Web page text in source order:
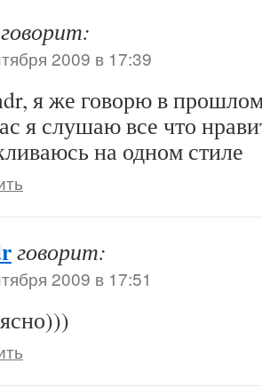
говорит:
2009 в 17:39
я же говорю в
я слушаю все что
на одном стиле
говорит:
2009 в 17:51